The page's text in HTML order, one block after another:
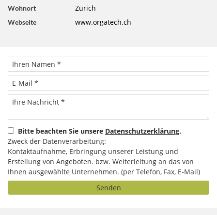
Wohnort Zürich
Webseite www.orgatech.ch
Bitte beachten Sie unsere Datenschutzerklärung.
Zweck der Datenverarbeitung:
Kontaktaufnahme, Erbringung unserer Leistung und
Erstellung von Angeboten. bzw. Weiterleitung an das von
Ihnen ausgewählte Unternehmen. (per Telefon, Fax, E-Mail)
Senden